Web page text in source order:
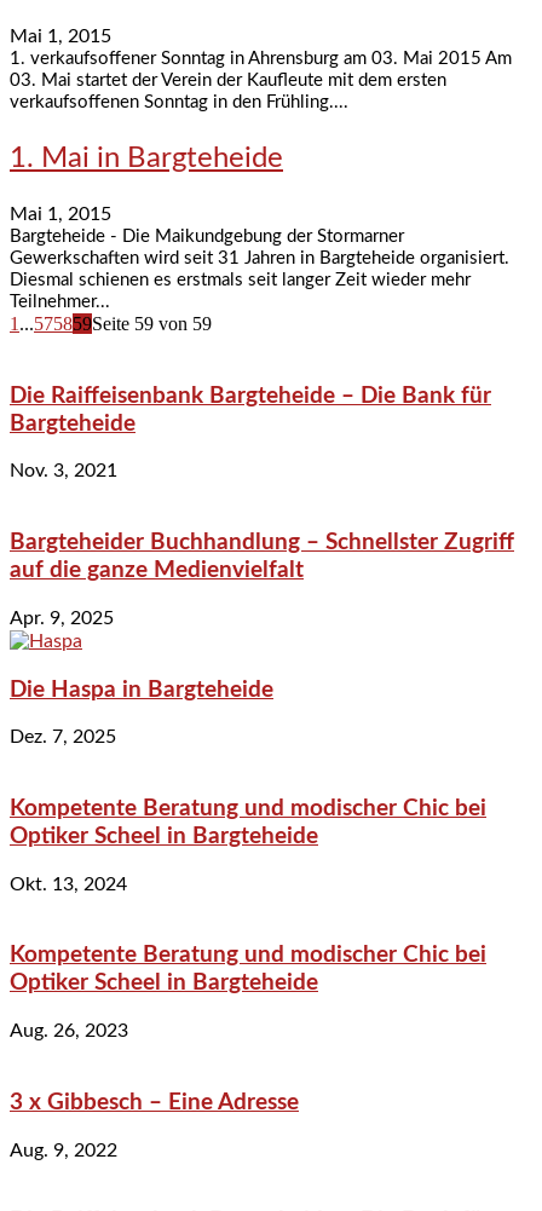
Mai 1, 2015
1. verkaufsoffener Sonntag in Ahrensburg am 03. Mai 2015 Am
03. Mai startet der Verein der Kaufleute mit dem ersten
verkaufsoffenen Sonntag in den Frühling....
1. Mai in Bargteheide
Mai 1, 2015
Bargteheide - Die Maikundgebung der Stormarner
Gewerkschaften wird seit 31 Jahren in Bargteheide organisiert.
Diesmal schienen es erstmals seit langer Zeit wieder mehr
Teilnehmer...
1 ...575859Seite 59 von 59
Die Raiffeisenbank Bargteheide – Die Bank für
Bargteheide
Nov. 3, 2021
Bargteheider Buchhandlung – Schnellster Zugriff
auf die ganze Medienvielfalt
Apr. 9, 2025
Die Haspa in Bargteheide
Dez. 7, 2025
Kompetente Beratung und modischer Chic bei
Optiker Scheel in Bargteheide
Okt. 13, 2024
Kompetente Beratung und modischer Chic bei
Optiker Scheel in Bargteheide
Aug. 26, 2023
3 x Gibbesch – Eine Adresse
Aug. 9, 2022